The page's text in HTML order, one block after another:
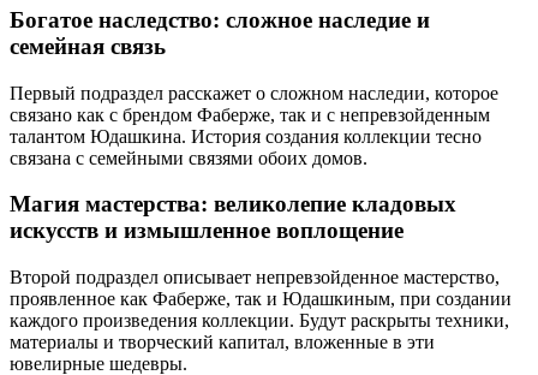
Богатое наследство: сложное наследие и
семейная связь
Первый подраздел расскажет о сложном наследии, которое
связано как с брендом Фаберже, так и с непревзойденным
талантом Юдашкина. История создания коллекции тесно
связана с семейными связями обоих домов.
Магия мастерства: великолепие кладовых
искусств и измышленное воплощение
Второй подраздел описывает непревзойденное мастерство,
проявленное как Фаберже, так и Юдашкиным, при создании
каждого произведения коллекции. Будут раскрыты техники,
материалы и творческий капитал, вложенные в эти
ювелирные шедевры.